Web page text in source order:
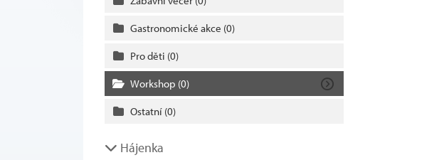
Gastronomické akce (0)
Pro děti (0)
Workshop (0)
Ostatní (0)
Hájenka